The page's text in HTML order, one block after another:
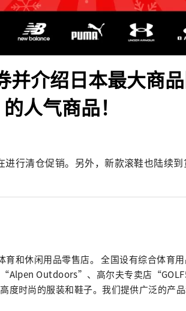
并介绍日本最大商
人气商品！
进行清仓促销。另外，新款滚鞋也陆续
育和休闲用品零售店。 全国设有综合体育
“Alpen Outdoors”、高尔夫专卖店
度时尚的服装和鞋子。我们提供广泛的产